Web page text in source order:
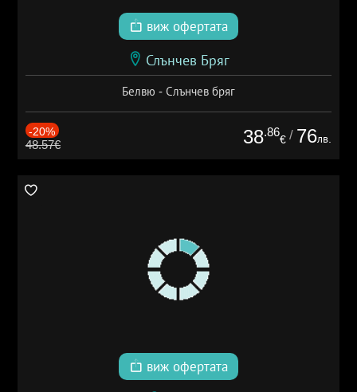
виж офертата
Слънчев Бряг
Белвю - Слънчев бряг
-20%
48.57€ 38.86
€ / 76лв.
виж офертата